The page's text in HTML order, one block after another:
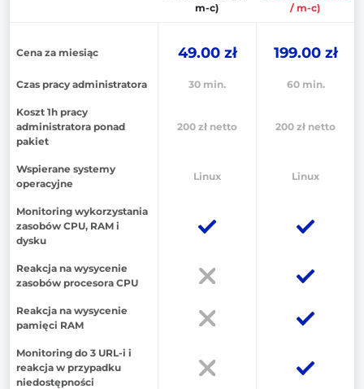
m-c)
/ m-c)
Cena za miesiąc 49.00 zł 199.00 zł
Czas pracy administratora 30 min. 60 min.
Koszt 1h pracy
administratora ponad
pakiet
200 zł netto 200 zł netto
Wspierane systemy
operacyjne
Linux Linux
Monitoring wykorzystania
zasobów CPU, RAM i
dysku
Reakcja na wysycenie
zasobów procesora CPU
Reakcja na wysycenie
pamięci RAM
Monitoring do 3 URL-i i
reakcja w przypadku
niedostępności